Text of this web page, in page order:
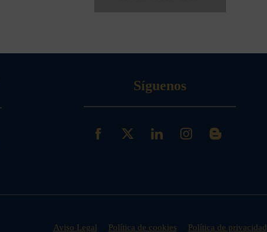
Síguenos
Aviso Legal Política de cookies Política de privacidad